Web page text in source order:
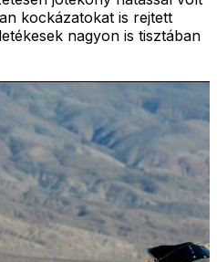
kockázatokat is rejtett
nagyon is tisztában